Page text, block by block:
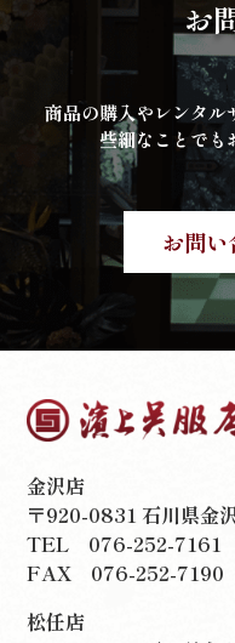
お
商品の購入やレンタル
些細なことでも
お問い
金沢店
〒920-0831 石川県金
TEL 076-252-7161
FAX 076-252-7190
松任店